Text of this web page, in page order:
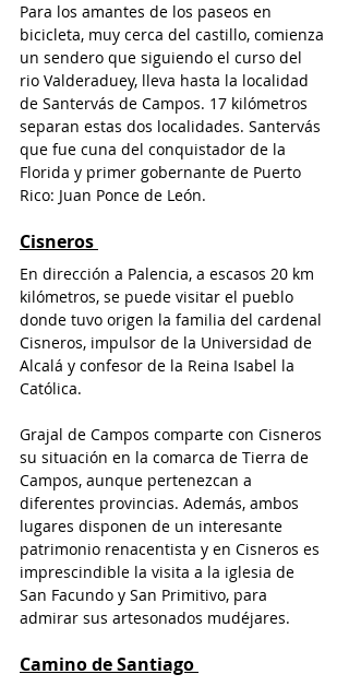
Para los amantes de los paseos en
bicicleta, muy cerca del castillo, comienza
un sendero que siguiendo el curso del
rio Valderaduey, lleva hasta la localidad
de Santervás de Campos. 17 kilómetros
separan estas dos localidades. Santervás
que fue cuna del conquistador de la
Florida y primer gobernante de Puerto
Rico: Juan Ponce de León.
Cisneros
En dirección a Palencia, a escasos 20 km
kilómetros, se puede visitar el pueblo
donde tuvo origen la familia del cardenal
Cisneros, impulsor de la Universidad de
Alcalá y confesor de la Reina Isabel la
Católica.
Grajal de Campos comparte con Cisneros
su situación en la comarca de Tierra de
Campos, aunque pertenezcan a
diferentes provincias. Además, ambos
lugares disponen de un interesante
patrimonio renacentista y en Cisneros es
imprescindible la visita a la iglesia de
San Facundo y San Primitivo, para
admirar sus artesonados mudéjares.
Camino de Santiago